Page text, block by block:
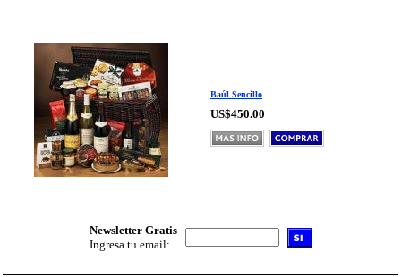
Baúl Sencillo
US$450.00
Newsletter Gratis
Ingresa tu email: